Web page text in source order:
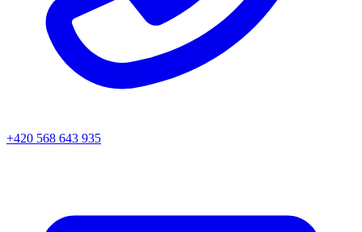
+420 568 643 935